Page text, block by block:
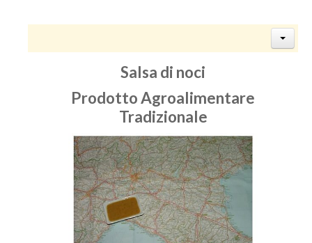
Salsa di noci
Prodotto Agroalimentare
Tradizionale